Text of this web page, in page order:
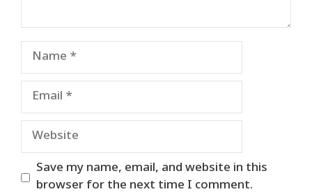
Name
Email
Website
Save my name, email, and website in this
browser for the next time I comment.